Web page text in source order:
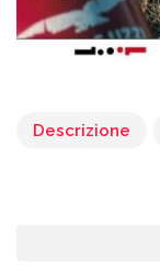
Descrizione